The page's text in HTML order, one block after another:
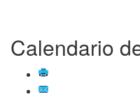
Calendario